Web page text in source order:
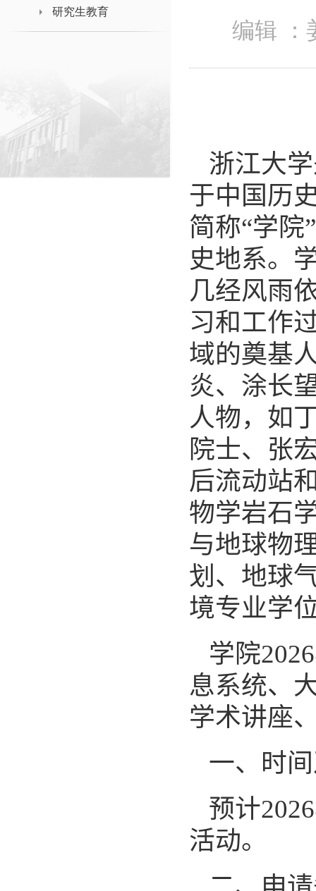
研究生教育
编辑 ：
浙江大
于中国历
简称“学院
史地系。
几经风雨
习和工作
域的奠基
炎、涂长
人物，如
院士、张
后流动站
物学岩石
与地球物
划、地球
境专业学
学院2026
息系统、
学术讲座
一、时
预计2026
活动。